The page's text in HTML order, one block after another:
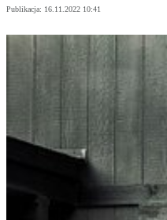
Publikacja: 16.11.2022 10:41